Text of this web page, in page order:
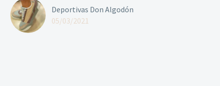
Deportivas Don Algodón
05/03/2021